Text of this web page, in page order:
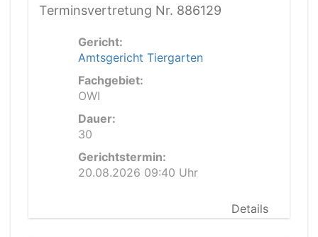
Terminsvertretung Nr. 886129
Gericht:
Amtsgericht Tiergarten
Fachgebiet:
OWI
Dauer:
30
Gerichtstermin:
20.08.2026 09:40 Uhr
Details